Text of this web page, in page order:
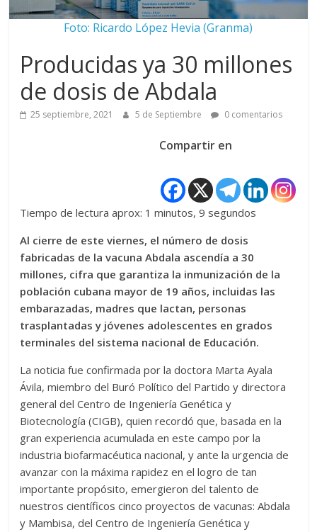
Foto: Ricardo López Hevia (Granma)
Producidas ya 30 millones
de dosis de Abdala
25 septiembre, 2021 5 de Septiembre 0 comentarios
Compartir en
Tiempo de lectura aprox: 1 minutos, 9 segundos
Al cierre de este viernes, el número de dosis
fabricadas de la vacuna Abdala ascendía a 30
millones, cifra que garantiza la inmunización de la
población cubana mayor de 19 años, incluidas las
embarazadas, madres que lactan, personas
trasplantadas y jóvenes adolescentes en grados
terminales del sistema nacional de Educación.
La noticia fue confirmada por la doctora Marta Ayala
Ávila, miembro del Buró Político del Partido y directora
general del Centro de Ingeniería Genética y
Biotecnología (CIGB), quien recordó que, basada en la
gran experiencia acumulada en este campo por la
industria biofarmacéutica nacional, y ante la urgencia de
avanzar con la máxima rapidez en el logro de tan
importante propósito, emergieron del talento de
nuestros científicos cinco proyectos de vacunas: Abdala
y Mambisa, del Centro de Ingeniería Genética y